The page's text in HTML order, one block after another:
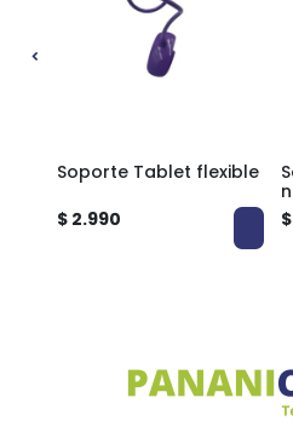
Soporte Tablet flexible
$ 2.990